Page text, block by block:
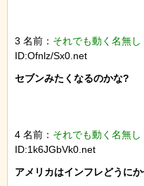
3 名前： それでも動く名無し
ID:Ofnlz/Sx0.net
セブンみたくなるのかな?
4 名前： それでも動く名無し
ID:1k6JGbVk0.net
アメリカはインフレどうに